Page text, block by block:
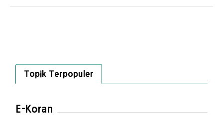
Topik Terpopuler
E-Koran